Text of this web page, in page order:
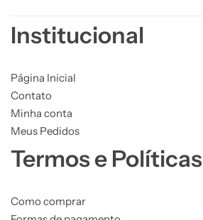
Institucional
Página Inicial
Contato
Minha conta
Meus Pedidos
Termos e Políticas
Como comprar